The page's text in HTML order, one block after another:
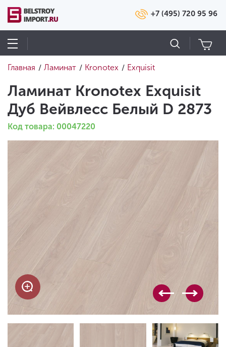
+7 (495) 720 95 96
Главная / Ламинат / Kronotex / Exquisit
Ламинат Kronotex Exquisit
Дуб Вейвлесс Белый D 2873
Код товара: 00047220